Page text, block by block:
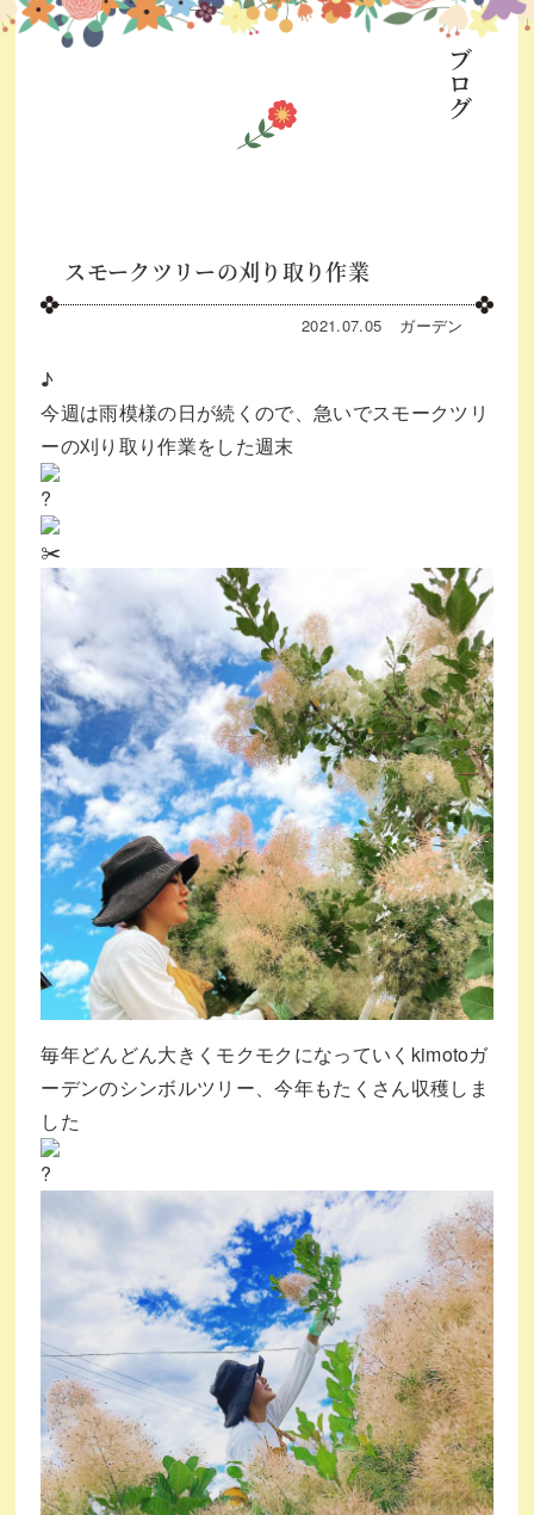
ブログ
スモークツリーの刈り取り作業
2021.07.05 ガーデン
♪
今週は雨模様の日が続くので、急いでスモークツリ
ーの刈り取り作業をした週末
毎年どんどん大きくモクモクになっていくkimotoガ
ーデンのシンボルツリー、今年もたくさん収穫しま
した